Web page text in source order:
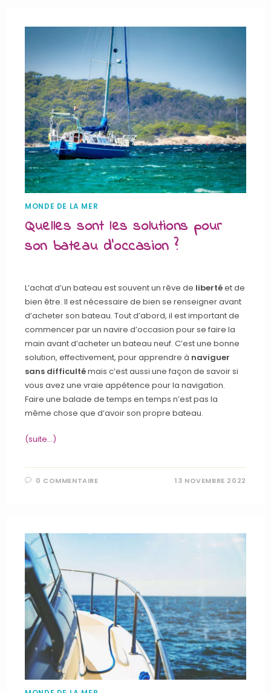
MONDE DE LA MER
Quelles sont les solutions pour
son bateau d’occasion ?
L’achat d’un bateau est souvent un rêve de libertéet de
bien être. Il est nécessaire de bien se renseigner avant
d’acheter son bateau. Tout d’abord, il est important de
commencer par un navire d’occasion pour se faire la
main avant d’acheter un bateau neuf. C’est une bonne
solution, effectivement, pour apprendre à naviguer
sans difficultémais c’est aussi une façon de savoir si
vous avez une vraie appétence pour la navigation.
Faire une balade de temps en temps n’est pas la
même chose que d’avoir son propre bateau.
(suite…)
0 COMMENTAIRE 13 NOVEMBRE 2022